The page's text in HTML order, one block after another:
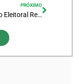
PRÓXIMO
Calendário Eleitoral Retificado